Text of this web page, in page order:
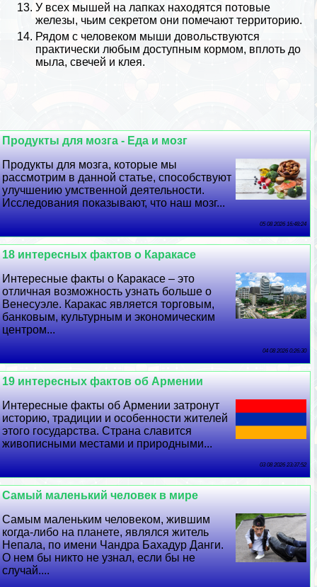
У всех мышей на лапках находятся потовые
железы, чьим секретом они помечают территорию.
Рядом с человеком мыши довольствуются
пpaктически любым доступным кормом, вплоть до
мыла, свечей и клея.
Продукты для мозга - Еда и мозг
Продукты для мозга, которые мы
рассмотрим в данной статье, способствуют
улучшению умственной деятельности.
Исследования показывают, что наш мозг...
05 08 2026 16:48:24
18 интересных фактов о Каpaкасе
Интересные факты о Каpaкасе – это
отличная возможность узнать больше о
Венесуэле. Каpaкас является торговым,
банковым, культурным и экономическим
центром...
04 08 2026 0:26:30
19 интересных фактов об Армении
Интересные факты об Армении затронут
историю, традиции и особенности жителей
этого государства. Страна славится
живописными местами и природными...
03 08 2026 23:37:52
Самый маленький человек в мире
Самым маленьким человеком, жившим
когда-либо на планете, являлся житель
Непала, по имени Чандра Бахадур Данги.
О нем бы никто не узнал, если бы не
случай....